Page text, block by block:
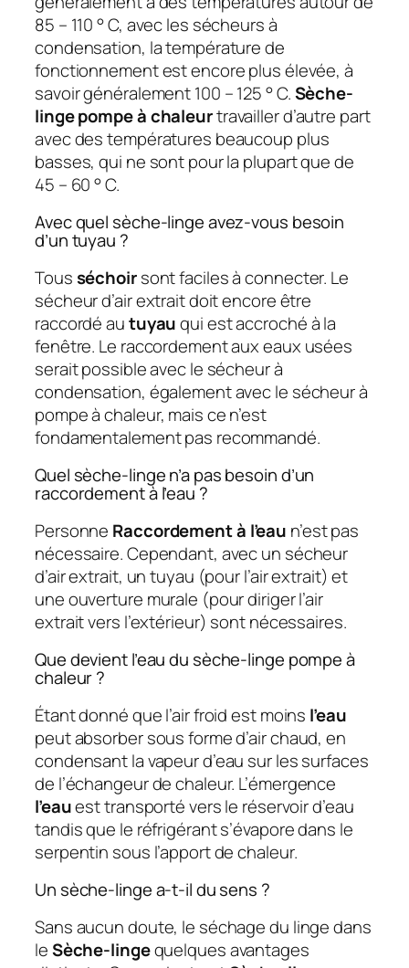
85 – 110 ° C, avec les sécheurs à
condensation, la température de
fonctionnement est encore plus élevée, à
savoir généralement 100 – 125 ° C.Sèche-
linge pompe à chaleurtravailler d’autre part
avec des températures beaucoup plus
basses, qui ne sont pour la plupart que de
45 – 60 ° C.
Avec quel sèche-linge avez-vous besoin
d’un tuyau ?
Tousséchoirsont faciles à connecter. Le
sécheur d’air extrait doit encore être
raccordé autuyauqui est accroché à la
fenêtre. Le raccordement aux eaux usées
serait possible avec le sécheur à
condensation, également avec le sécheur à
pompe à chaleur, mais ce n’est
fondamentalement pas recommandé.
Quel sèche-linge n’a pas besoin d’un
raccordement à l’eau ?
Personne Raccordement à l’eau n’est pas
nécessaire. Cependant, avec un sécheur
d’air extrait, un tuyau (pour l’air extrait) et
une ouverture murale (pour diriger l’air
extrait vers l’extérieur) sont nécessaires.
Que devient l’eau du sèche-linge pompe à
chaleur ?
Étant donné que l’air froid est moins l’eau
peut absorber sous forme d’air chaud, en
condensant la vapeur d’eau sur les surfaces
de l’échangeur de chaleur. L’émergence
l’eauest transporté vers le réservoir d’eau
tandis que le réfrigérant s’évapore dans le
serpentin sous l’apport de chaleur.
Un sèche-linge a-t-il du sens ?
Sans aucun doute, le séchage du linge dans
leSèche-lingequelques avantages